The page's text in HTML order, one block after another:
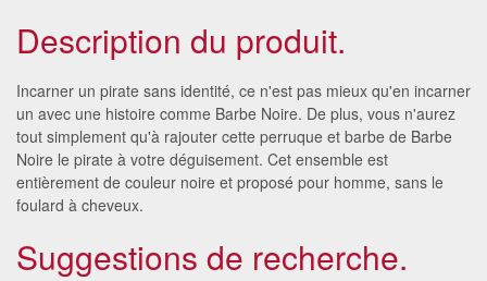
Description du produit.
Incarner un pirate sans identité, ce n'est pas mieux qu'en incarner
un avec une histoire comme Barbe Noire. De plus, vous n'aurez
tout simplement qu'à rajouter cette perruque et barbe de Barbe
Noire le pirate à votre déguisement. Cet ensemble est
entièrement de couleur noire et proposé pour homme, sans le
foulard à cheveux.
Suggestions de recherche.